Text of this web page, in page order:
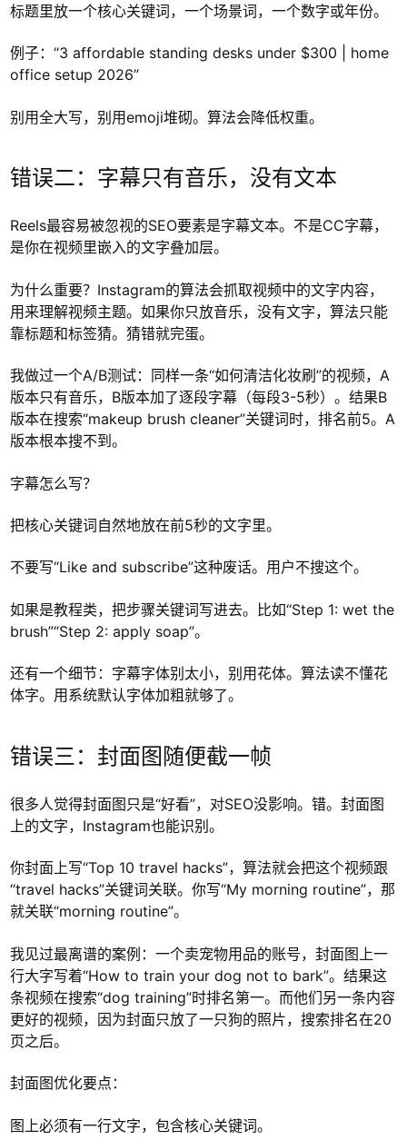
标题里放一个核心关键词，一个场景词，一个数字或年份。
例子：“3 affordable standing desks under $300 | home
office setup 2026”
别用全大写，别用emoji堆砌。算法会降低权重。
错误二：字幕只有音乐，没有文本
Reels最容易被忽视的SEO要素是字幕文本。不是CC字幕，
是你在视频里嵌入的文字叠加层。
为什么重要？Instagram的算法会抓取视频中的文字内容，
用来理解视频主题。如果你只放音乐，没有文字，算法只能
靠标题和标签猜。猜错就完蛋。
我做过一个A/B测试：同样一条“如何清洁化妆刷”的视频，A
版本只有音乐，B版本加了逐段字幕（每段3-5秒）。结果B
版本在搜索“makeup brush cleaner”关键词时，排名前5。A
版本根本搜不到。
字幕怎么写？
把核心关键词自然地放在前5秒的文字里。
不要写“Like and subscribe”这种废话。用户不搜这个。
如果是教程类，把步骤关键词写进去。比如“Step 1: wet the
brush”“Step 2: apply soap”。
还有一个细节：字幕字体别太小，别用花体。算法读不懂花
体字。用系统默认字体加粗就够了。
错误三：封面图随便截一帧
很多人觉得封面图只是“好看”，对SEO没影响。错。封面图
上的文字，Instagram也能识别。
你封面上写“Top 10 travel hacks”，算法就会把这个视频跟
“travel hacks”关键词关联。你写“My morning routine”，那
就关联“morning routine”。
我见过最离谱的案例：一个卖宠物用品的账号，封面图上一
行大字写着“How to train your dog not to bark”。结果这
条视频在搜索“dog training”时排名第一。而他们另一条内容
更好的视频，因为封面只放了一只狗的照片，搜索排名在20
页之后。
封面图优化要点：
图上必须有一行文字，包含核心关键词。